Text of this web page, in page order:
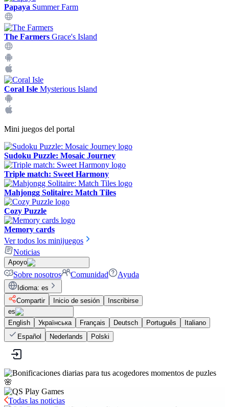
Papaya Summer Farm
The Farmers Grace's Island
Coral Isle Mysterious Island
Mini juegos del portal
Sudoku Puzzle: Mosaic Journey
Triple match: Sweet Harmony
Mahjongg Solitaire: Match Tiles
Cozy Puzzle
Memory cards
Ver todos los minijuegos
Noticias
Apoyo
Sobre nosotros Comunidad Ayuda
Idioma: es
Compartir
Inicio de sesión
Inscribirse
es
English
Українська Français Deutsch Português
Italiano
Español
Nederlands Polski
Todas las noticias